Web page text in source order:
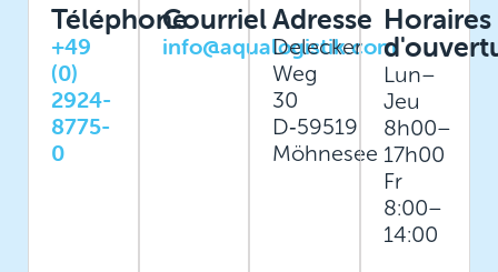
Téléphone
+49
(0)
2924-
8775-
0
Courriel
info@aqualogistik.com
Adresse
Delecker
Weg
30
D‑59519
Möhnesee
Horaires
Lun–
Jeu
8h00–
17h00
Fr
8:00–
14:00